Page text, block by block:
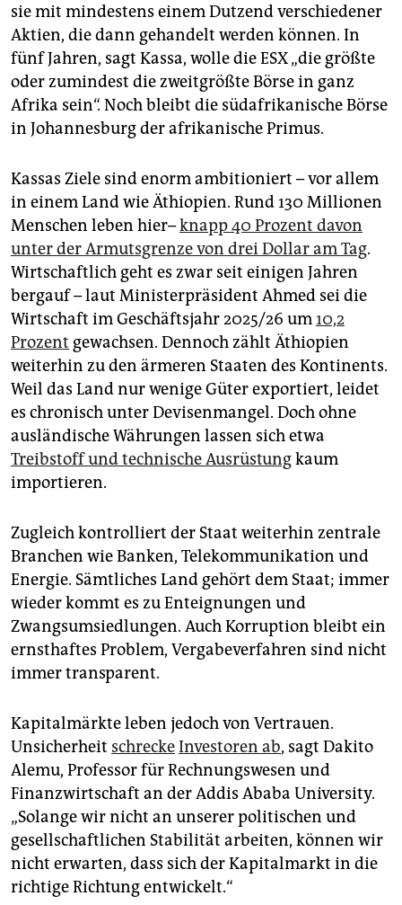
sie mit mindestens einem Dutzend verschiedener
Aktien, die dann gehandelt werden können. In
fünf Jahren, sagt Kassa, wolle die ESX „die größte
oder zumindest die zweitgrößte Börse in ganz
Afrika sein“. Noch bleibt die südafrikanische Börse
in Johannesburg der afrikanische Primus.
Kassas Ziele sind enorm ambitioniert – vor allem
in einem Land wie Äthiopien. Rund 130 Millionen
Menschen leben hier–knapp 40 Prozent davon
unter der Armutsgrenze von drei Dollar am Tag.
Wirtschaftlich geht es zwar seit einigen Jahren
bergauf – laut Ministerpräsident Ahmed sei die
Wirtschaft im Geschäftsjahr 2025/26 um10,2
Prozent gewachsen. Dennoch zählt Äthiopien
weiterhin zu den ärmeren Staaten des Kontinents.
Weil das Land nur wenige Güter exportiert, leidet
es chronisch unter Devisenmangel. Doch ohne
ausländische Währungen lassen sich etwa
Treibstoff und technische Ausrüstungkaum
importieren.
Zugleich kontrolliert der Staat weiterhin zentrale
Branchen wie Banken, Telekommunikation und
Energie. Sämtliches Land gehört dem Staat; immer
wieder kommt es zu Enteignungen und
Zwangsumsiedlungen. Auch Korruption bleibt ein
ernsthaftes Problem, Vergabeverfahren sind nicht
immer transparent.
Kapitalmärkte leben jedoch von Vertrauen.
Unsicherheit schreckeInvestoren ab, sagt Dakito
Alemu, Professor für Rechnungswesen und
Finanzwirtschaft an der Addis Ababa University.
„Solange wir nicht an unserer politischen und
gesellschaftlichen Stabilität arbeiten, können wir
nicht erwarten, dass sich der Kapitalmarkt in die
richtige Richtung entwickelt.“